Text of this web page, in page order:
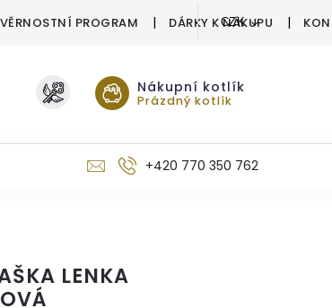
VĚRNOSTNÍ PROGRAM DÁRKY K NÁKUPU
CZK
Nákupní kotlík
Prázdný kotlík
+420 770 350 762
LENKA